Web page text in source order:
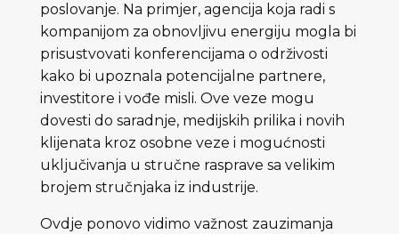
poslovanje. Na primjer, agencija koja radi s
kompanijom za obnovljivu energiju mogla bi
prisustvovati konferencijama o održivosti
kako bi upoznala potencijalne partnere,
investitore i vođe misli. Ove veze mogu
dovesti do saradnje, medijskih prilika i novih
klijenata kroz osobne veze i mogućnosti
uključivanja u stručne rasprave sa velikim
brojem stručnjaka iz industrije.
Ovdje ponovo vidimo važnost zauzimanja